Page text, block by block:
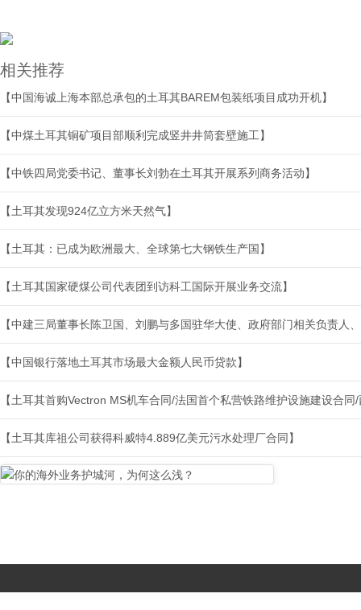
相关推荐
【中国海诚上海本部总承包的土耳其BAREM包装纸项目成功开机】
【中煤土耳其铜矿项目部顺利完成竖井井筒套壁施工】
【中铁四局党委书记、董事长刘勃在土耳其开展系列商务活动】
【土耳其发现924亿立方米天然气】
【土耳其：已成为欧洲最大、全球第七大钢铁生产国】
【土耳其国家硬煤公司代表团到访科工国际开展业务交流】
【中建三局董事长陈卫国、刘鹏与多国驻华大使、政府部门相关负责人
【中国银行落地土耳其市场最大金额人民币贷款】
【土耳其首购Vectron MS机车合同/法国首个私营铁路维护设施建设合
【土耳其库祖公司获得科威特4.889亿美元污水处理厂合同】